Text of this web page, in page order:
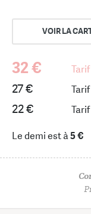
VOIR LA
32 €
27 €
22 €
Le demi est à5 €